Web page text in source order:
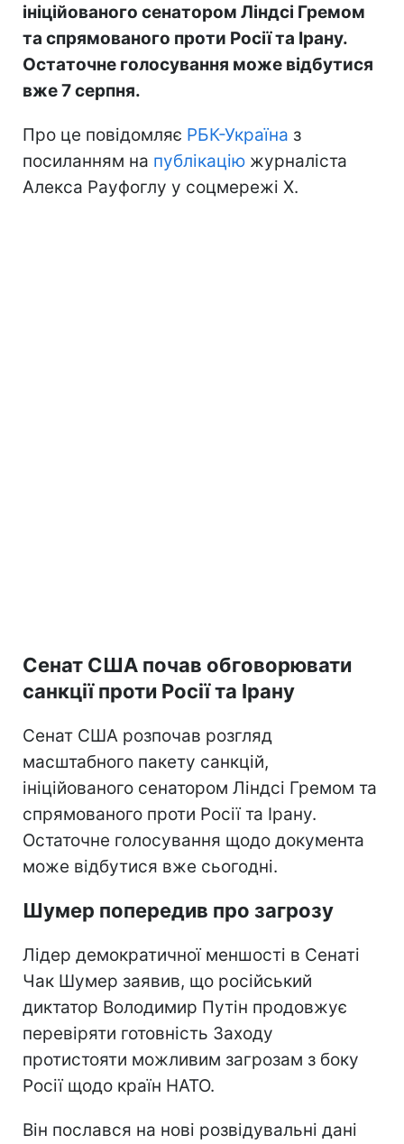
ініційованого сенатором Ліндсі Гремом
та спрямованого проти Росії та Ірану.
Остаточне голосування може відбутися
вже 7 серпня.
Про це повідомляє РБК-Україна з
посиланням на публікацію журналіста
Алекса Рауфоглу у соцмережі X.
Сенат США почав обговорювати
санкції проти Росії та Ірану
Сенат США розпочав розгляд
масштабного пакету санкцій,
ініційованого сенатором Ліндсі Гремом та
спрямованого проти Росії та Ірану.
Остаточне голосування щодо документа
може відбутися вже сьогодні.
Шумер попередив про загрозу
Лідер демократичної меншості в Сенаті
Чак Шумер заявив, що російський
диктатор Володимир Путін продовжує
перевіряти готовність Заходу
протистояти можливим загрозам з боку
Росії щодо країн НАТО.
Він послався на нові розвідувальні дані